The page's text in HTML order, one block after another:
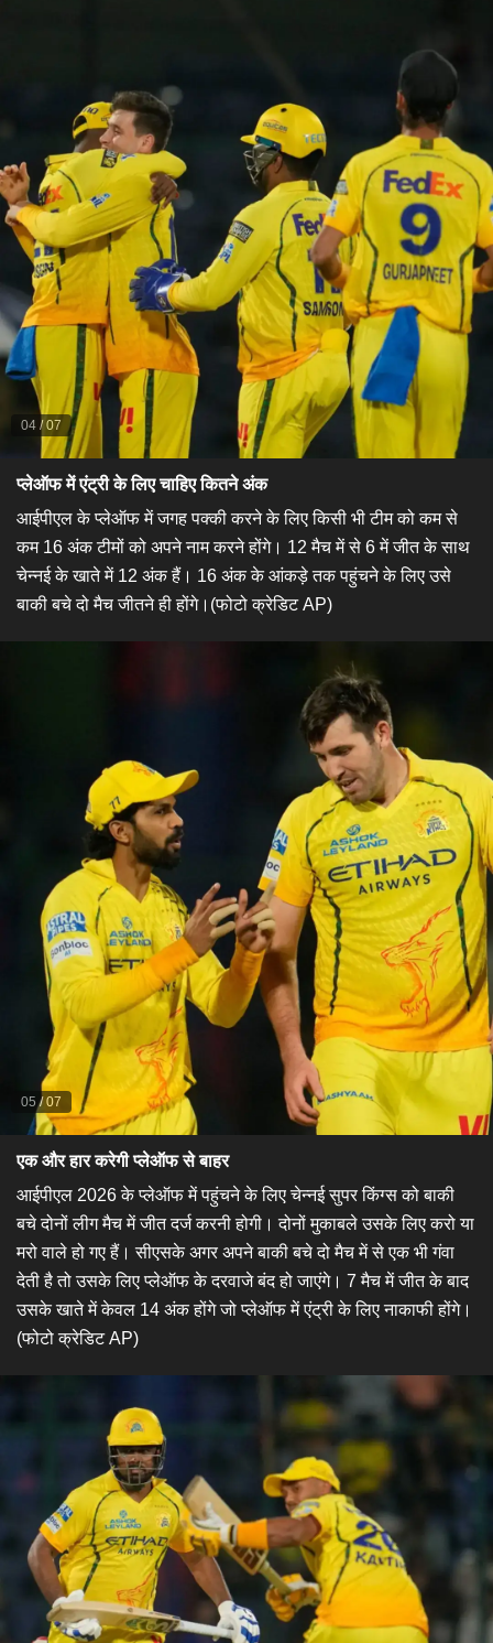
04 /07
प्लेऑफ में एंट्री के लिए चाहिए कितने अंक
आईपीएल के प्लेऑफ में जगह पक्की करने के लिए किसी भी टीम को कम से
कम 16 अंक टीमों को अपने नाम करने होंगे। 12 मैच में से 6 में जीत के साथ
चेन्नई के खाते में 12 अंक हैं। 16 अंक के आंकड़े तक पहुंचने के लिए उसे
बाकी बचे दो मैच जीतने ही होंगे।(फोटो क्रेडिट AP)​
05/07
एक और हार करेगी प्लेऑफ से बाहर
​आईपीएल 2026 के प्लेऑफ में पहुंचने के लिए चेन्नई सुपर किंग्स को बाकी
बचे दोनों लीग मैच में जीत दर्ज करनी होगी। दोनों मुकाबले उसके लिए करो या
मरो वाले हो गए हैं। सीएसके अगर अपने बाकी बचे दो मैच में से एक भी गंवा
देती है तो उसके लिए प्लेऑफ के दरवाजे बंद हो जाएंगे। 7 मैच में जीत के बाद
उसके खाते में केवल 14 अंक होंगे जो प्लेऑफ में एंट्री के लिए नाकाफी होंगे।
(फोटो क्रेडिट AP)​